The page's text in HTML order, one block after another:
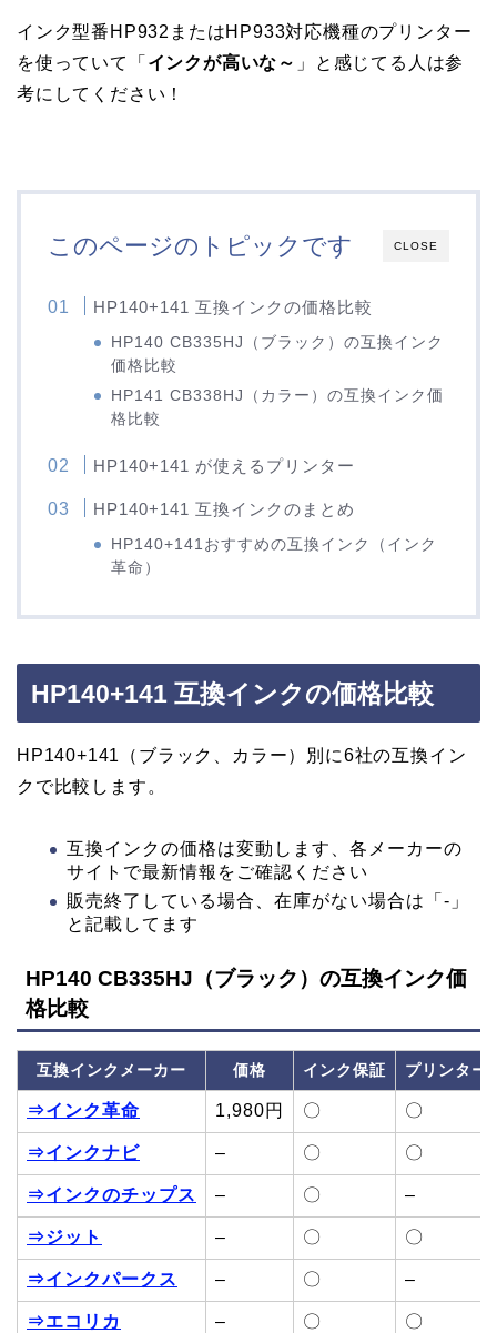
インク型番HP932またはHP933対応機種のプリンター
を使っていて「 インクが高いな～ 」と感じてる人は参
考にしてください！
CLOSE
このページのトピックです
HP140+141 互換インクの価格比較
HP140 CB335HJ（ブラック）の互換インク
価格比較
HP141 CB338HJ（カラー）の互換インク価
格比較
HP140+141 が使えるプリンター
HP140+141 互換インクのまとめ
HP140+141おすすめの互換インク（インク
革命）
HP140+141 互換インクの価格比較
HP140+141（ブラック、カラー）別に6社の互換イン
クで比較します。
互換インクの価格は変動します、各メーカーの
サイトで最新情報をご確認ください
販売終了している場合、在庫がない場合は「-」
と記載してます
HP140 CB335HJ（ブラック）の互換インク価
格比較
互換インクメーカー 価格 インク保証 プリンター
⇒インク革命 1,980円 〇 〇
⇒インクナビ – 〇 〇
⇒インクのチップス – 〇 –
⇒ジット – 〇 〇
⇒インクパークス – 〇 –
⇒エコリカ – 〇 〇